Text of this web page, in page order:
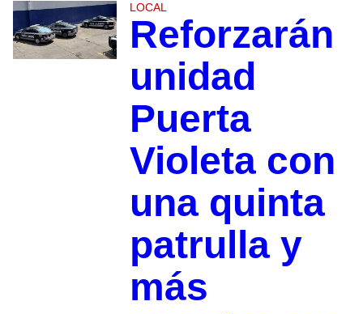
LOCAL
Reforzarán
unidad
Puerta
Violeta con
una quinta
patrulla y
más